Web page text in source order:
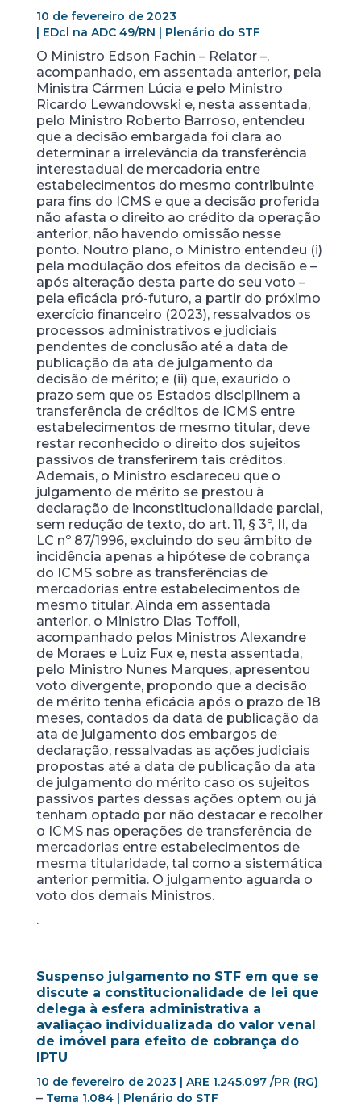
10 de fevereiro de 2023
| EDcl na ADC 49/RN | Plenário do STF
O Ministro Edson Fachin – Relator –,
acompanhado, em assentada anterior, pela
Ministra Cármen Lúcia e pelo Ministro
Ricardo Lewandowski e, nesta assentada,
pelo Ministro Roberto Barroso, entendeu
que a decisão embargada foi clara ao
determinar a irrelevância da transferência
interestadual de mercadoria entre
estabelecimentos do mesmo contribuinte
para fins do ICMS e que a decisão proferida
não afasta o direito ao crédito da operação
anterior, não havendo omissão nesse
ponto. Noutro plano, o Ministro entendeu (i)
pela modulação dos efeitos da decisão e –
após alteração desta parte do seu voto –
pela eficácia pró-futuro, a partir do próximo
exercício financeiro (2023), ressalvados os
processos administrativos e judiciais
pendentes de conclusão até a data de
publicação da ata de julgamento da
decisão de mérito; e (ii) que, exaurido o
prazo sem que os Estados disciplinem a
transferência de créditos de ICMS entre
estabelecimentos de mesmo titular, deve
restar reconhecido o direito dos sujeitos
passivos de transferirem tais créditos.
Ademais, o Ministro esclareceu que o
julgamento de mérito se prestou à
declaração de inconstitucionalidade parcial,
sem redução de texto, do art. 11, § 3º, II, da
LC nº 87/1996, excluindo do seu âmbito de
incidência apenas a hipótese de cobrança
do ICMS sobre as transferências de
mercadorias entre estabelecimentos de
mesmo titular. Ainda em assentada
anterior, o Ministro Dias Toffoli,
acompanhado pelos Ministros Alexandre
de Moraes e Luiz Fux e, nesta assentada,
pelo Ministro Nunes Marques, apresentou
voto divergente, propondo que a decisão
de mérito tenha eficácia após o prazo de 18
meses, contados da data de publicação da
ata de julgamento dos embargos de
declaração, ressalvadas as ações judiciais
propostas até a data de publicação da ata
de julgamento do mérito caso os sujeitos
passivos partes dessas ações optem ou já
tenham optado por não destacar e recolher
o ICMS nas operações de transferência de
mercadorias entre estabelecimentos de
mesma titularidade, tal como a sistemática
anterior permitia. O julgamento aguarda o
voto dos demais Ministros.
.
Suspenso julgamento no STF em que se
discute a constitucionalidade de lei que
delega à esfera administrativa a
avaliação individualizada do valor venal
de imóvel para efeito de cobrança do
IPTU
10 de fevereiro de 2023 | ARE 1.245.097 /PR (RG)
–Tema 1.084 | Plenário do STF